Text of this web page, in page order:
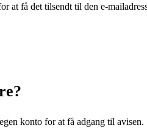
at få det tilsendt til den e-
konto for at få adgang til avisen.